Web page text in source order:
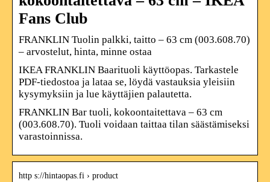
Fans Club
FRANKLIN Tuolin palkki, taitto – 63 cm (003.608.70)
– arvostelut, hinta, minne ostaa
IKEA FRANKLIN Baarituoli käyttöopas. Tarkastele
PDF-tiedostoa ja lataa se, löydä vastauksia yleisiin
kysymyksiin ja lue käyttäjien palautetta.
FRANKLIN Bar tuoli, kokoontaitettava – 63 cm
(003.608.70). Tuoli voidaan taittaa tilan säästämiseksi
varastoinnissa.
http s://hintaopas.fi › product